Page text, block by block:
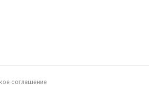
соглашение